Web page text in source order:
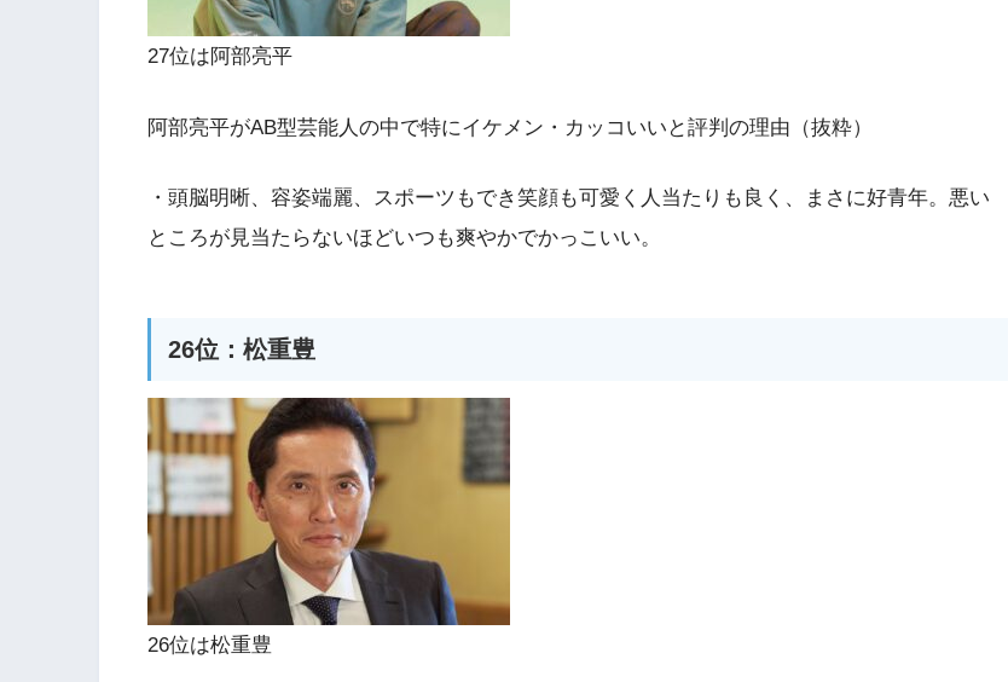
27位は阿部亮平
阿部亮平がAB型芸能人の中で特にイケメン・カッコいいと評判の理由（抜粋）
・頭脳明晰、容姿端麗、スポーツもでき笑顔も可愛く人当たりも良く、まさに好青年。悪い
ところが見当たらないほどいつも爽やかでかっこいい。
26位：松重豊
26位は松重豊